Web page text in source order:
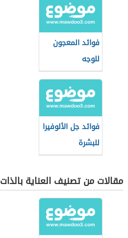
فوائد المعجون
للوجه
فوائد جل الألوفيرا
للبشرة
مقالات من تصنيف العناية بالذات